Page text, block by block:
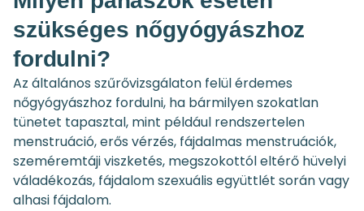
szükséges nőgyógyászhoz
fordulni?
Az általános szűrővizsgálaton felül érdemes
nőgyógyászhoz fordulni, ha bármilyen szokatlan
tünetet tapasztal, mint például rendszertelen
menstruáció, erős vérzés, fájdalmas menstruációk,
szeméremtáji viszketés, megszokottól eltérő hüvelyi
váladékozás, fájdalom szexuális együttlét során vagy
alhasi fájdalom.